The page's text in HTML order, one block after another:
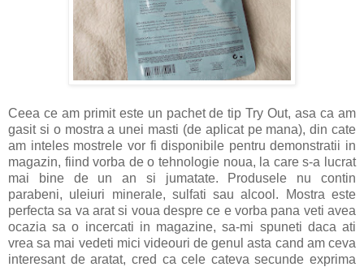
Ceea ce am primit este un pachet de tip Try Out, asa ca am
gasit si o mostra a unei masti (de aplicat pe mana), din cate
am inteles mostrele vor fi disponibile pentru demonstratii in
magazin, fiind vorba de o tehnologie noua, la care s-a lucrat
mai bine de un an si jumatate. Produsele nu contin
parabeni, uleiuri minerale, sulfati sau alcool. Mostra este
perfecta sa va arat si voua despre ce e vorba pana veti avea
ocazia sa o incercati in magazine, sa-mi spuneti daca ati
vrea sa mai vedeti mici videouri de genul asta cand am ceva
interesant de aratat, cred ca cele cateva secunde exprima